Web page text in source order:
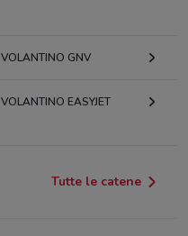
VOLANTINO GNV
VOLANTINO EASYJET
Tutte le catene